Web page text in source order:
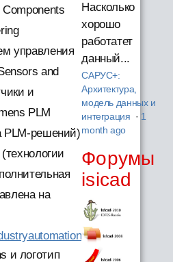
управления
and
и
PLM
PLM-решений)
на
и логотип
Насколько
хорошо
работатет
данный...
САРУС+:
Архитектура,
модель данных и
интеграция · 1
month ago
Форумы
isicad